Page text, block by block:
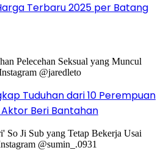
Terbaru 2025 per Batang
Tuduhan dari 10 Perempuan
Beri Bantahan